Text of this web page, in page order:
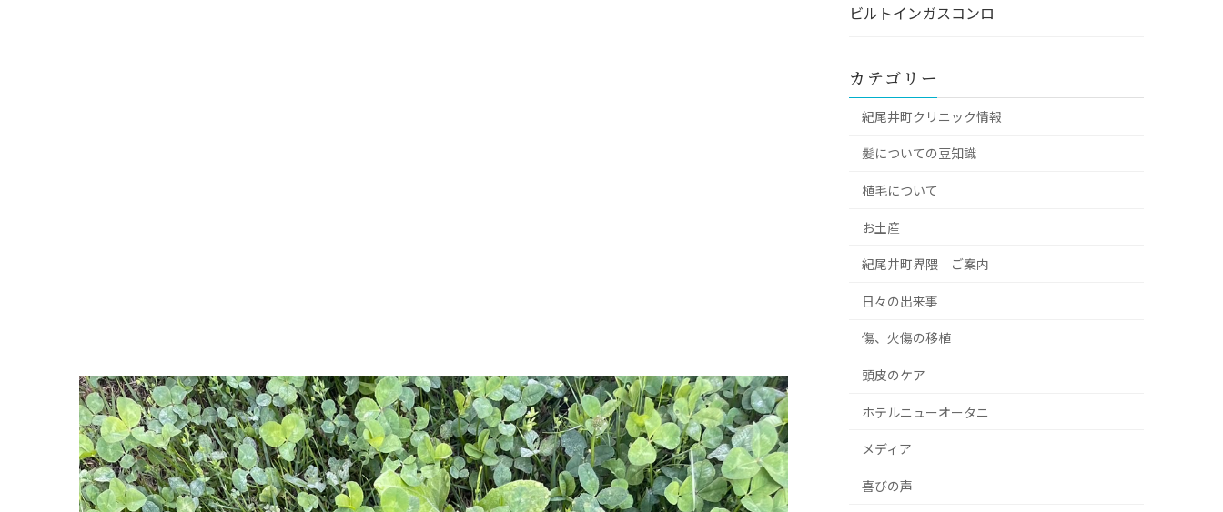
ビルトインガスコンロ
カテゴリー
紀尾井町クリニック情報
髪についての豆知識
植毛について
お土産
紀尾井町界隈 ご案内
日々の出来事
傷、火傷の移植
頭皮のケア
ホテルニューオータニ
メディア
喜びの声